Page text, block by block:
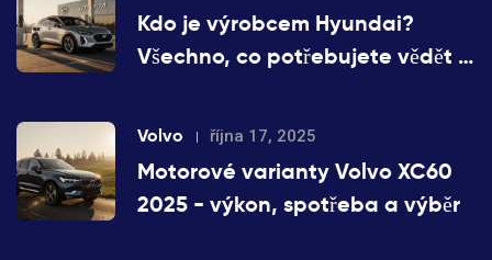
Kdo je výrobcem Hyundai?
Všechno, co potřebujete vědět o
Volvo října 17, 2025
Motorové varianty Volvo XC60
2025 - výkon, spotřeba a výběr